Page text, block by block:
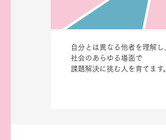
自分とは異なる他者を理解し、
社会のあらゆる場面で
課題解決に挑む人を育てます。